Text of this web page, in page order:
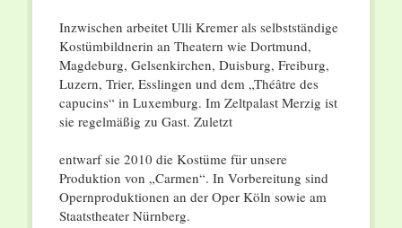
Inzwischen arbeitet Ulli Kremer als selbstständige
Kostümbildnerin an Theatern wie Dortmund,
Magdeburg, Gelsenkirchen, Duisburg, Freiburg,
Luzern, Trier, Esslingen und dem „Théâtre des
capucins“ in Luxemburg. Im Zeltpalast Merzig ist
sie regelmäßig zu Gast. Zuletzt
entwarf sie 2010 die Kostüme für unsere
Produktion von „Carmen“. In Vorbereitung sind
Opernproduktionen an der Oper Köln sowie am
Staatstheater Nürnberg.